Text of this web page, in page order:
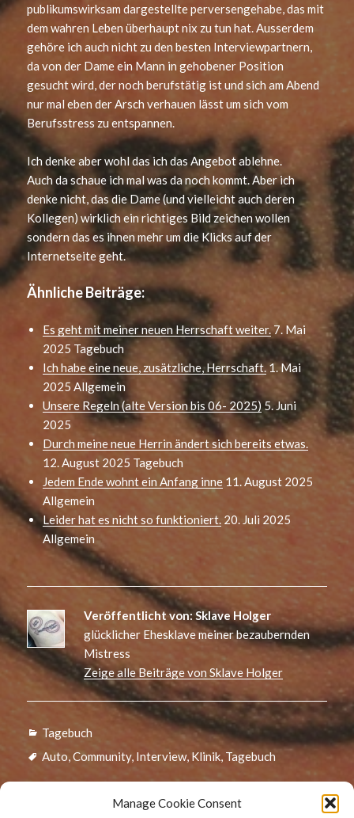
Manage Cookie Consent
publikumswirksam dargestellte perversengehabe, das mit
dem wahren Leben überhaupt nix zu tun hat. Ausserdem
gehöre ich auch nicht zu den besten Interviewpartnern,
da von der Dame ein Mann in gehobener Position
gesucht wird, der noch berufstätig ist und sich am Abend
nur mal eben der Arsch verhauen lässt um sich vom
Berufsstress zu entspannen.
Ich denke aber wohl das ich das Angebot ablehne.
Auch da schaue ich mal was da noch kommt. Aber ich
denke nicht, das die Dame (und vielleicht auch deren
Kollegen) wirklich ein richtiges Bild zeichen wollen
sondern das es ihnen mehr um die Klicks auf der
Internetseite geht.
Ähnliche Beiträge:
Es geht mit meiner neuen Herrschaft weiter.7. Mai
2025 Tagebuch
Ich habe eine neue, zusätzliche, Herrschaft.1. Mai
2025 Allgemein
Unsere Regeln (alte Version bis 06- 2025) 5. Juni
2025
Durch meine neue Herrin ändert sich bereits etwas.
12. August 2025 Tagebuch
Jedem Ende wohnt ein Anfang inne 11. August 2025
Allgemein
Leider hat es nicht so funktioniert. 20. Juli 2025
Allgemein
Veröffentlicht von: Sklave Holger
glücklicher Ehesklave meiner bezaubernden
Mistress
Zeige alle Beiträge von Sklave Holger
Kategorien
Tagebuch
Schlagwörter
Auto,Community, Interview, Klinik, Tagebuch
Beitragsnavigation